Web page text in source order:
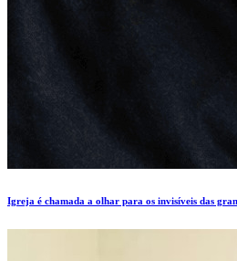
Igreja é chamada a olhar para os invisíveis das